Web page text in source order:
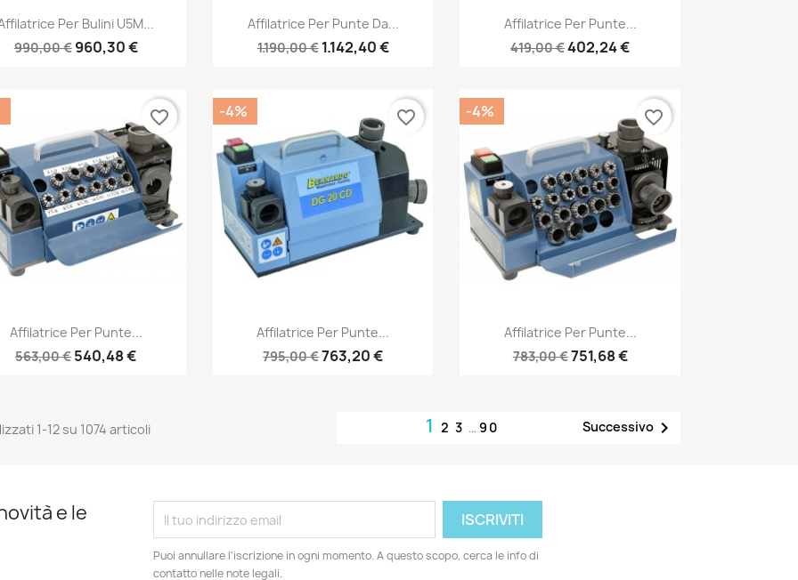
Anteprima
Per Bulini U5M...
990,00 € 960,30 €
Anteprima
Affilatrice Per Punte Da...
1.190,00 € 1.142,40 €
Anteprima
Affilatrice Per Punte...
419,00 €402,24 €
Anteprima
Affilatrice Per Punte...
563,00 €540,48 €
favorite_border
Anteprima
Affilatrice Per Punte...
795,00 €763,20 €
-4% favorite_border
Anteprima
Affilatrice Per Punte...
783,00 €751,68 €
-4% favorite_border
1-12 su 1074 articoli 1 2 3 … 90 Successivo
e le
Puoi annullare l'iscrizione in ogni momento. A questo scopo, cerca le info di
contatto nelle note legali.